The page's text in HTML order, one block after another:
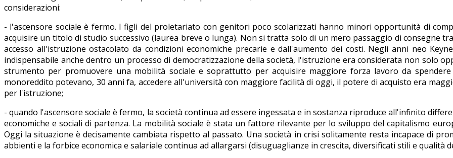
considerazioni:
- l'ascensore sociale è fermo. I figli del proletariato con genitori poco scolarizzati hanno minori opportunità di
acquisire un titolo di studio successivo (laurea breve o lunga). Non si tratta solo di un mero passaggio di consegne
accesso all'istruzione ostacolato da condizioni economiche precarie e dall'aumento dei costi. Negli anni neo
indispensabile anche dentro un processo di democratizzazione della società, l'istruzione era considerata non solo
strumento per promuovere una mobilità sociale e soprattutto per acquisire maggiore forza lavoro da
monoreddito potevano, 30 anni fa, accedere all'università con maggiore facilità di oggi, il potere di acquisto era
per l'istruzione;
- quando l'ascensore sociale è fermo, la società continua ad essere ingessata e in sostanza riproduce all'infinito
economiche e sociali di partenza. La mobilità sociale è stata un fattore rilevante per lo sviluppo del capitalismo
Oggi la situazione è decisamente cambiata rispetto al passato. Una società in crisi solitamente resta incapace di
abbienti e la forbice economica e salariale continua ad allargarsi (disuguaglianze in crescita, diversificati stili e qualità